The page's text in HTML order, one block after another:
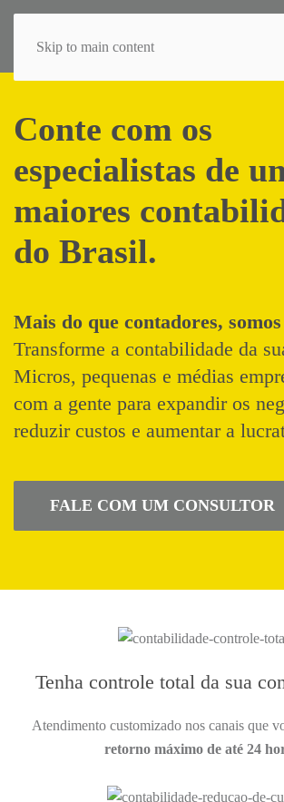
Skip to main content
Conte com os
especialistas de
maiores
do Brasil.
Mais do que contadores,
Transforme a contabilidade da
Micros, pequenas e médias
com a gente para expandir os
reduzir custos e aumentar a
FALE COM UM CONSULTOR
Tenha controle total da sua
Atendimento customizado nos canais que
retorno máximo de até 24